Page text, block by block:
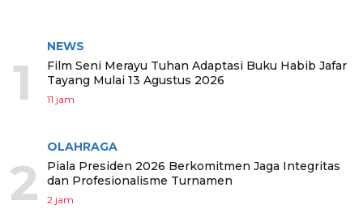
1
NEWS
Film Seni Merayu Tuhan Adaptasi Buku Habib Jafar
Tayang Mulai 13 Agustus 2026
11 jam
2
OLAHRAGA
Piala Presiden 2026 Berkomitmen Jaga Integritas
dan Profesionalisme Turnamen
2 jam